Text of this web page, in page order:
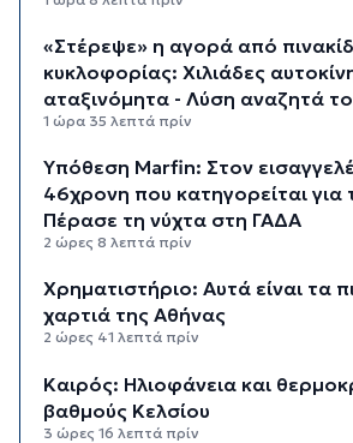
«Στέρεψε» η αγορά από
κυκλοφορίας: Χιλιάδες
αταξινόμητα - Λύση αναζητά
1 ώρα 35 λεπτά πρίν
Υπόθεση Marfin: Στον
46χρονη που κατηγορείται για
Πέρασε τη νύχτα στη ΓΑΔΑ
2 ώρες 8 λεπτά πρίν
Χρηματιστήριο: Αυτά είναι τα
χαρτιά της Αθήνας
2 ώρες 41 λεπτά πρίν
Καιρός: Ηλιοφάνεια και
βαθμούς Κελσίου
3 ώρες 16 λεπτά πρίν